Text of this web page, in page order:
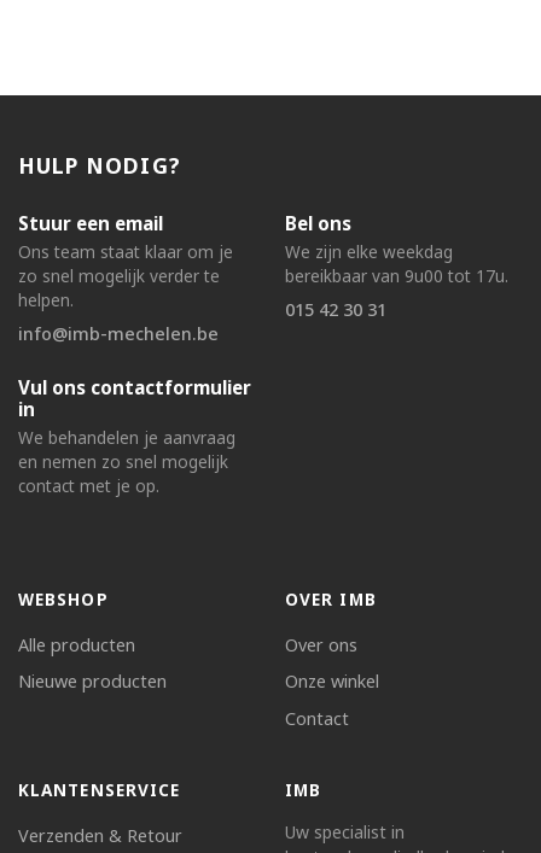
HULP NODIG?
Stuur een email
Ons team staat klaar om je
zo snel mogelijk verder te
helpen.
info@imb-mechelen.be
Bel ons
We zijn elke weekdag
bereikbaar van 9u00 tot 17u.
015 42 30 31
Vul ons contactformulier
in
We behandelen je aanvraag
en nemen zo snel mogelijk
contact met je op.
WEBSHOP
Alle producten
Nieuwe producten
OVER IMB
Over ons
Onze winkel
Contact
KLANTENSERVICE
Verzenden & Retour
IMB
Uw specialist in